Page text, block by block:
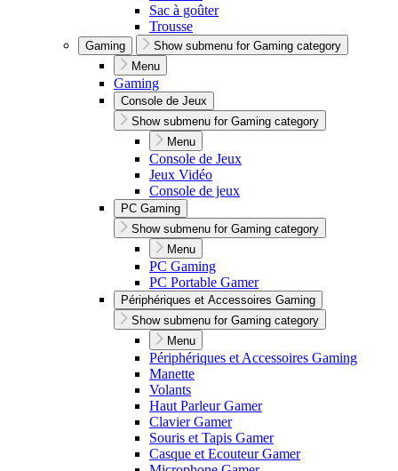
Sac à goûter
Trousse
Gaming
Show submenu for Gaming category
Menu
Gaming
Console de Jeux
Show submenu for Gaming category
Menu
Console de Jeux
Jeux Vidéo
Console de jeux
PC Gaming
Show submenu for Gaming category
Menu
PC Gaming
PC Portable Gamer
Périphériques et Accessoires Gaming
Show submenu for Gaming category
Menu
Périphériques et Accessoires Gaming
Manette
Volants
Haut Parleur Gamer
Clavier Gamer
Souris et Tapis Gamer
Casque et Ecouteur Gamer